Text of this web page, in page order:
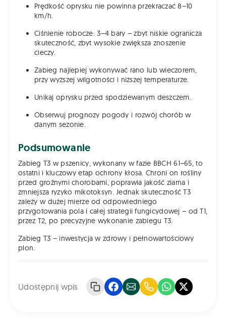
Prędkość oprysku nie powinna przekraczać 8–10
km/h.
Ciśnienie robocze: 3–4 bary – zbyt niskie ogranicza
skuteczność, zbyt wysokie zwiększa znoszenie
cieczy.
Zabieg najlepiej wykonywać rano lub wieczorem,
przy wyższej wilgotności i niższej temperaturze.
Unikaj oprysku przed spodziewanym deszczem.
Obserwuj prognozy pogody i rozwój chorób w
danym sezonie.
Podsumowanie
Zabieg T3 w pszenicy, wykonany w fazie BBCH 61–65, to
ostatni i kluczowy etap ochrony kłosa. Chroni on rośliny
przed groźnymi chorobami, poprawia jakość ziarna i
zmniejsza ryzyko mikotoksyn. Jednak skuteczność T3
zależy w dużej mierze od odpowiedniego
przygotowania pola i całej strategii fungicydowej – od T1,
przez T2, po precyzyjne wykonanie zabiegu T3.
Zabieg T3 – inwestycja w zdrowy i pełnowartościowy
plon.
Udostępnij wpis